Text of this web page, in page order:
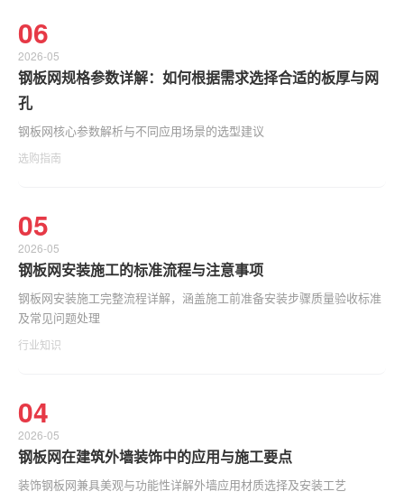
06
2026-05
钢板网规格参数详解：如何根据需求选择合适的板厚与网
孔
钢板网核心参数解析与不同应用场景的选型建议
选购指南
05
2026-05
钢板网安装施工的标准流程与注意事项
钢板网安装施工完整流程详解，涵盖施工前准备安装步骤质量验收标准
及常见问题处理
行业知识
04
2026-05
钢板网在建筑外墙装饰中的应用与施工要点
装饰钢板网兼具美观与功能性详解外墙应用材质选择及安装工艺